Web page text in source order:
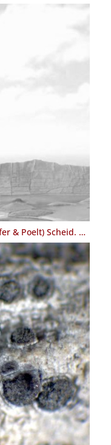
& Poelt) Scheid. &